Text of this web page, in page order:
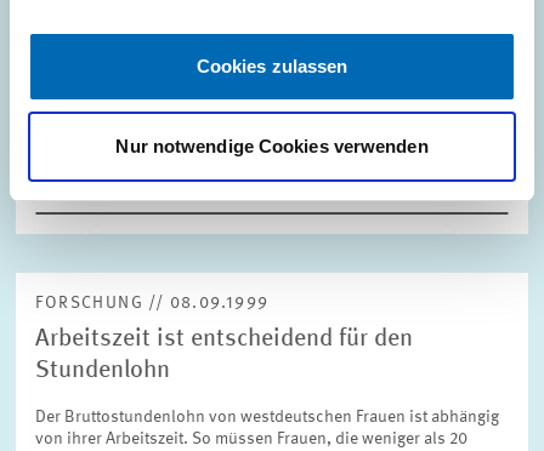
Cookies zulassen
Nur notwendige Cookies verwenden
Studie des Zentrums für Europäische Wirtschaftsforschung
INNOVATIONSÖKONOMIK UND...
ZUSCHAUERZAHLEN
FUSSBALL-BUNDESLIGA
FORSCHUNG // 08.09.1999
Arbeitszeit ist entscheidend für den
Stundenlohn
Der Bruttostundenlohn von westdeutschen Frauen ist abhängig
von ihrer Arbeitszeit. So müssen Frauen, die weniger als 20